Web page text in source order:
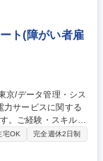
メンテナンス業務が
指導いたします。高
奨励制度があり、キ
時間/月。繁忙期は6
ト(障がい者雇
。ご経験・スキルに
中心に担当いただき
に基づくテスト作業
宅OK
完全週休2日制